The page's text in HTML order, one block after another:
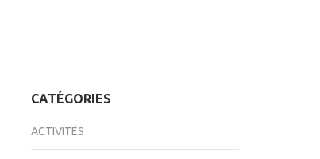
CATÉGORIES
ACTIVITÉS